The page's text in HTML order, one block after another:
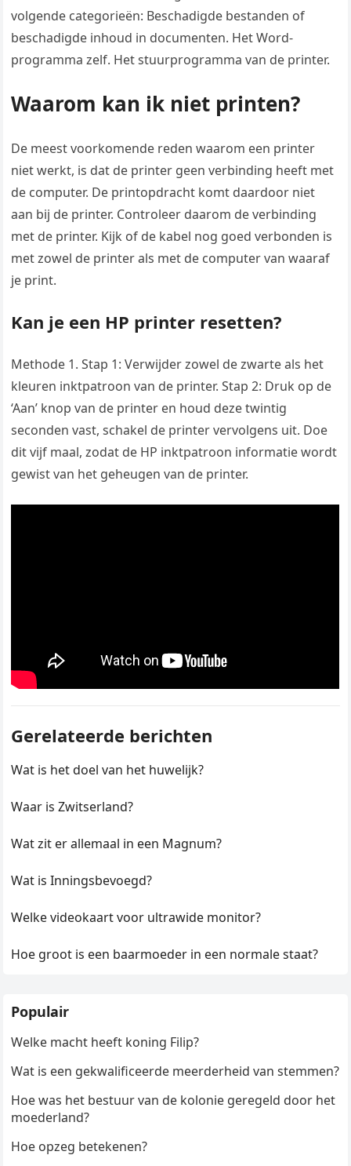
volgende categorieën: Beschadigde bestanden of
beschadigde inhoud in documenten. Het Word-
programma zelf. Het stuurprogramma van de printer.
Waarom kan ik niet printen?
De meest voorkomende reden waarom een printer
niet werkt, is dat de printer geen verbinding heeft met
de computer. De printopdracht komt daardoor niet
aan bij de printer. Controleer daarom de verbinding
met de printer. Kijk of de kabel nog goed verbonden is
met zowel de printer als met de computer van waaraf
je print.
Kan je een HP printer resetten?
Methode 1. Stap 1: Verwijder zowel de zwarte als het
kleuren inktpatroon van de printer. Stap 2: Druk op de
‘Aan’ knop van de printer en houd deze twintig
seconden vast, schakel de printer vervolgens uit. Doe
dit vijf maal, zodat de HP inktpatroon informatie wordt
gewist van het geheugen van de printer.
Gerelateerde berichten
Wat is het doel van het huwelijk?
Waar is Zwitserland?
Wat zit er allemaal in een Magnum?
Wat is Inningsbevoegd?
Welke videokaart voor ultrawide monitor?
Hoe groot is een baarmoeder in een normale staat?
Populair
Welke macht heeft koning Filip?
Wat is een gekwalificeerde meerderheid van stemmen?
Hoe was het bestuur van de kolonie geregeld door het
moederland?
Hoe opzeg betekenen?